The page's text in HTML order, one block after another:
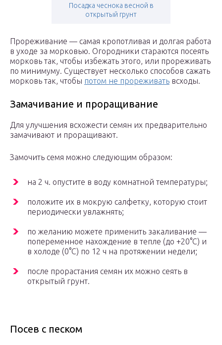
Посадка чеснока весной в
открытый грунт
Прореживание — самая кропотливая и долгая работа
в уходе за морковью. Огородники стараются посеять
морковь так, чтобы избежать этого, или прореживать
по минимуму. Существует несколько способов сажать
морковь так, чтобы потом не прореживать всходы.
Замачивание и проращивание
Для улучшения всхожести семян их предварительно
замачивают и проращивают.
Замочить семя можно следующим образом:
на 2 ч. опустите в воду комнатной температуры;
положите их в мокрую салфетку, которую стоит
периодически увлажнять;
по желанию можете применить закаливание —
попеременное нахождение в тепле (до +20°С) и
в холоде (0°С) по 12 ч на протяжении недели;
после прорастания семян их можно сеять в
открытый грунт.
Посев с песком